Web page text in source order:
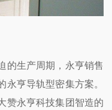
的生产周期，永亨销售
永亨导轨型密集方案。
赞永亨科技集团智造的